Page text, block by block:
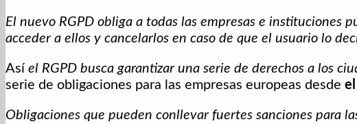
El nuevo RGPD obliga a todas las empresas e instituciones
acceder a ellos y cancelarlos en caso de que el usuario lo
Así el RGPD busca garantizar una serie de derechos a los
serie de obligaciones para las empresas europeas desde
Obligaciones que pueden conllevar fuertes sanciones para